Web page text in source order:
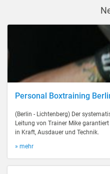
Personal Boxtraining
(Berlin - Lichtenberg) Der
Leitung von Trainer Mike
in Kraft, Ausdauer und Technik.
» mehr